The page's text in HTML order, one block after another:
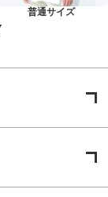
普通サイズ